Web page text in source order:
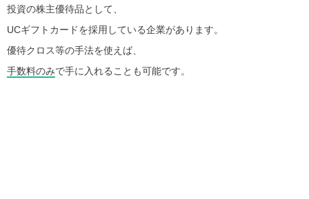
投資の株主優待品として、
UCギフトカードを採用している企業があります。
優待クロス等の手法を使えば、
手数料のみで手に入れることも可能です。